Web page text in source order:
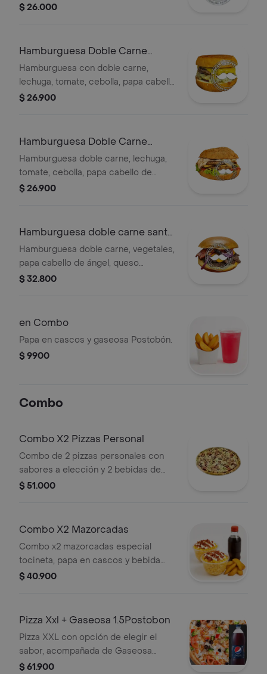
ángel, queso mozzarella, escoger 1
$ 26.000
Hamburguesa Doble Carne
Ranchera
Hamburguesa con doble carne,
lechuga, tomate, cebolla, papa cabello
de ángel, salsas, queso mozzarella,
$ 26.900
Hamburguesa Doble Carne
Mexicana
Hamburguesa doble carne, lechuga,
tomate, cebolla, papa cabello de
ángel, queso mozzarella, pico de gallo,
$ 26.900
Hamburguesa doble carne santa
fé
Hamburguesa doble carne, vegetales,
papa cabello de ángel, queso
mozzarella, pollo, tocineta, maíz tierno
$ 32.800
en Combo
Papa en cascos y gaseosa Postobón.
$ 9900
Combo
Combo X2 Pizzas Personal
Combo de 2 pizzas personales con
sabores a elección y 2 bebidas de
250 ml.
$ 51.000
Combo X2 Mazorcadas
Combo x2 mazorcadas especial
tocineta, papa en cascos y bebida
250 ml a elección.
$ 40.900
Pizza Xxl + Gaseosa 1.5Postobon
Pizza XXL con opción de elegir el
sabor, acompañada de Gaseosa
Postobón de 1.5 litros.
$ 61.900